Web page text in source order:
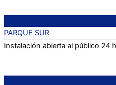
PARQUE SUR
Instalación abierta al público 24